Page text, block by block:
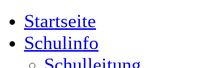
Startseite
Schulinfo